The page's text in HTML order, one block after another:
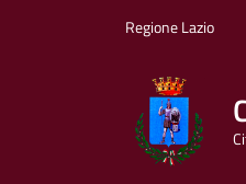
Regione Lazio